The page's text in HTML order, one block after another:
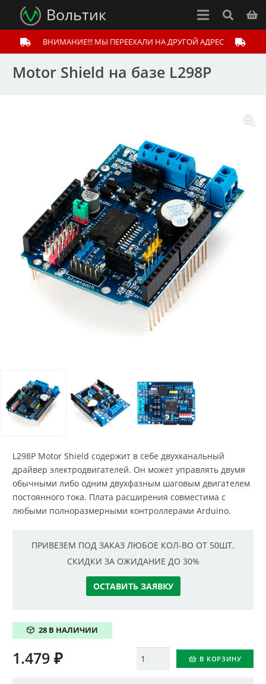
Вольтик
ВНИМАНИЕ!!! МЫ ПЕРЕЕХАЛИ НА ДРУГОЙ АДРЕС
Motor Shield на базе L298P
L298P Motor Shield содержит в себе двухканальный
драйвер электродвигателей. Он может управлять двумя
обычными либо одним двухфазным шаговым двигателем
постоянного тока. Плата расширения совместима с
любыми полноразмерными контроллерами Arduino.
ПРИВЕЗЕМ ПОД ЗАКАЗ ЛЮБОЕ КОЛ-ВО ОТ 50ШТ.
СКИДКИ ЗА ОЖИДАНИЕ ДО 30%
ОСТАВИТЬ ЗАЯВКУ
28 В НАЛИЧИИ
Количество В КОРЗИНУ
1.479 ₽